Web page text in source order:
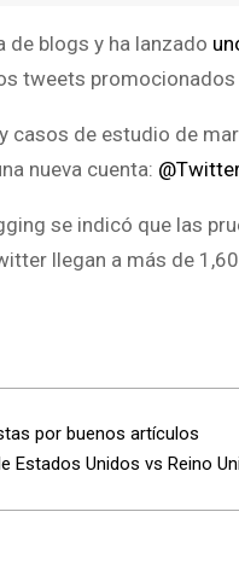
blogs y ha lanzado
tweets
casos de estudio de
nueva cuenta:
se indicó que las
llegan a más de
por buenos artículos
Estados Unidos vs Reino